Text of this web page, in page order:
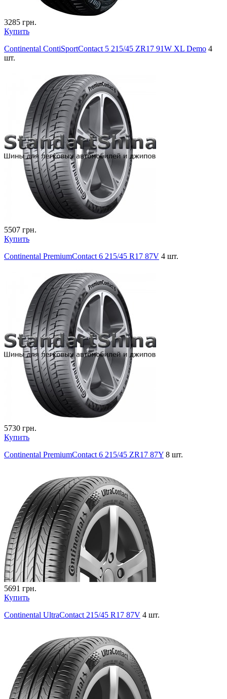
3285 грн.
Купить
Continental ContiSportContact 5 215/45 ZR17 91W XL Demo 4
шт.
5507 грн.
Купить
Continental PremiumContact 6 215/45 R17 87V 4 шт.
5730 грн.
Купить
Continental PremiumContact 6 215/45 ZR17 87Y 8 шт.
5691 грн.
Купить
Continental UltraContact 215/45 R17 87V 4 шт.